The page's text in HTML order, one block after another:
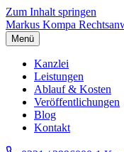
Zum Inhalt springen
Markus Kompa
Menü
Kanzlei
Leistungen
Ablauf & Kosten
Veröffentlichungen
Blog
Kontakt